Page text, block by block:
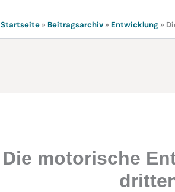
Startseite » Beitragsarchiv » Entwicklung »
Die motorische